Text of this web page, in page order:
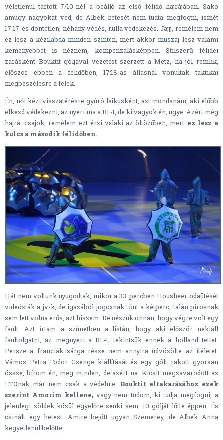
véletlenül tartott 7/10-nél a beálló az első félidő hajrájában. Sako
amúgy nagyokat véd, de Albek hetesét nem tudta megfogni, ismét
17:17-es döntetlen, néhány védés, nulla védekezés. Jajjj, remélem nem
ez lesz a kézilabda minden szinten, mert akkor muszáj lesz valami
keményebbet is néznem, kompenzálásképpen. Stílszerű félidei
zárásként Bouktit góljával vezetést szerzett a Metz, ha jól rémlik,
először ebben a félidőben, 17:18-as állásnál vonultak taktikai
megbeszélésre a felek.
Én, női kézi visszatérésre gyúró laikusként, azt mondanám, aki előbb
elkezd védekezni, az nyeri ma a BL-t, de ki vagyok én, ugye. Azért még
hajrá, csajok, remélem ezt érzi valaki az öltözőben, mert ez lesz a
kulcs a második félidőben.
Hát nem voltunk nyugodtak, mikor a 33. percben Housheer odaütését
videózták a jv-k, de igazából jogosnak tűnt a kétperc, talán pirosnak
sem lett volna erős, azt hiszem. De nézzük onnan, hogy végre volt egy
fault. Azt írtam a szünetben a listán, hogy aki először nekiáll
faultolgatni, az megnyeri a BL-t, tekintsük ennek a holland tettet.
Persze a franciák sárga része nem annyira üdvözölte az ítéletet.
Vámos Petra Fodor Csenge kiállítását és egy gólt rakott gyorsan
össze, bírom én, meg minden, de azért na. Kicsit megzavarodott az
ETOnak már nem csak a védelme. Bouktit eltakarásához ezek
szerint Amorim kellene, vagy nem tudom, ki tudja megfogni, a
jelenlegi zöldek közül egyelőre senki sem, 10 gólját lőtte éppen. És
csinált egy hetest. Amire bejött ugyan Szemerey, de Albek Anna
kegyetlenül belőtte.